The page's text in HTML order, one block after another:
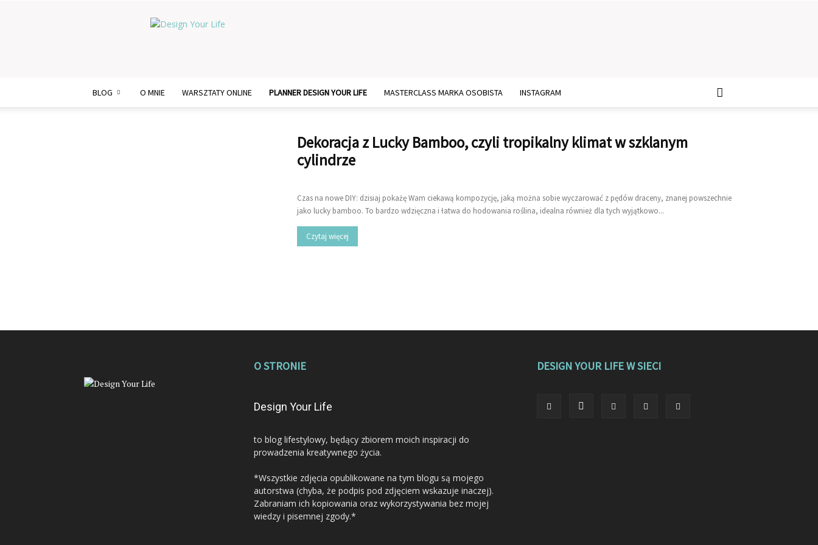
BLOG O MNIE WARSZTATY ONLINE PLANNER DESIGN YOUR LIFE MASTERCLASS MARKA OSOBISTA INSTAGRAM
Dekoracja z Lucky Bamboo, czyli tropikalny klimat w szklanym
cylindrze
Czas na nowe DIY: dzisiaj pokażę Wam ciekawą kompozycję, jaką można sobie wyczarować z pędów draceny, znanej powszechnie
jako lucky bamboo. To bardzo wdzięczna i łatwa do hodowania roślina, idealna również dla tych wyjątkowo...
Czytaj więcej
O STRONIE
Design Your Life
to blog lifestylowy, będący zbiorem moich inspiracji do
prowadzenia kreatywnego życia.
*Wszystkie zdjęcia opublikowane na tym blogu są mojego
autorstwa (chyba, że podpis pod zdjęciem wskazuje inaczej).
Zabraniam ich kopiowania oraz wykorzystywania bez mojej
wiedzy i pisemnej zgody.*
DESIGN YOUR LIFE W SIECI